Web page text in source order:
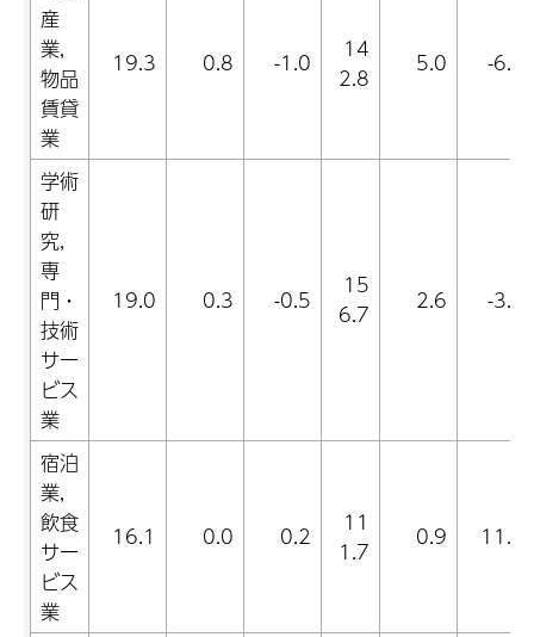
産
業,
物品
賃貸
業
19.3 0.8 -1.0
14
2.8
5.0 -6.4
学術
研
究,
専
門・
技術
サー
ビス
業
19.0 0.3 -0.5
15
6.7
2.6 -3.0
宿泊
業,
飲食
サー
ビス
業
16.1 0.0 0.2
11
1.7
0.9 11.3